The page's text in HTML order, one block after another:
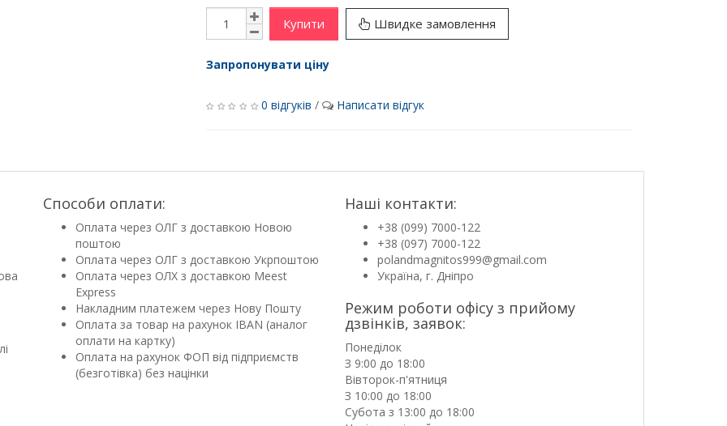
Купити Швидке замовлення
Запропонувати ціну
0 відгуків / Написати відгук
Способи оплати:
Оплата через ОЛГ з доставкою Новою
поштою
Оплата через ОЛГ з доставкою Укрпоштою
Оплата через ОЛХ з доставкою Meest
Express
Накладним платежем через Нову Пошту
Оплата за товар на рахунок IBAN (аналог
оплати на картку)
Оплата на рахунок ФОП від підприємств
(безготівка) без націнки
Наші контакти:
+38 (099) 7000-122
+38 (097) 7000-122
polandmagnitos999@gmail.com
Україна, г. Дніпро
Режим роботи офісу з прийому
дзвінків, заявок:
Понеділок
З 9:00 до 18:00
Вівторок-п'ятниця
З 10:00 до 18:00
Субота з 13:00 до 18:00